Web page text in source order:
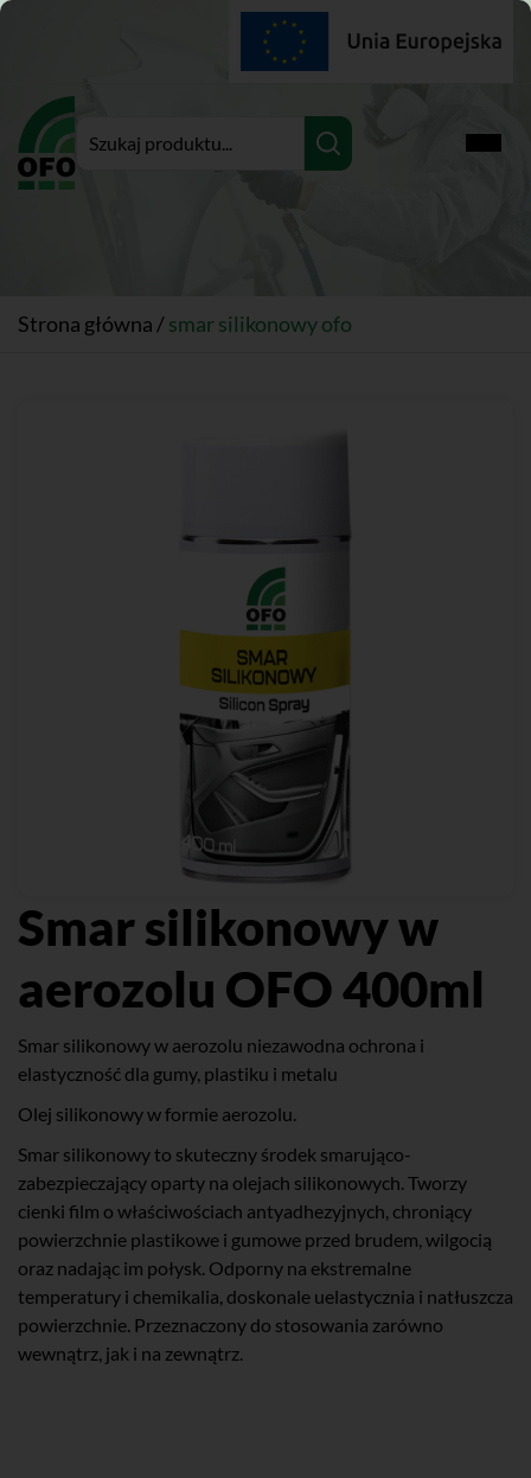
Strona główna /smar silikonowy ofo
Smar silikonowy w
aerozolu OFO 400ml
Smar silikonowy w aerozolu niezawodna ochrona i
elastyczność dla gumy, plastiku i metalu
Olej silikonowy w formie aerozolu.
Smar silikonowy to skuteczny środek smarująco-
zabezpieczający oparty na olejach silikonowych. Tworzy
cienki film o właściwościach antyadhezyjnych, chroniący
powierzchnie plastikowe i gumowe przed brudem, wilgocią
oraz nadając im połysk. Odporny na ekstremalne
temperatury i chemikalia, doskonale uelastycznia i natłuszcza
powierzchnie. Przeznaczony do stosowania zarówno
wewnątrz, jak i na zewnątrz.